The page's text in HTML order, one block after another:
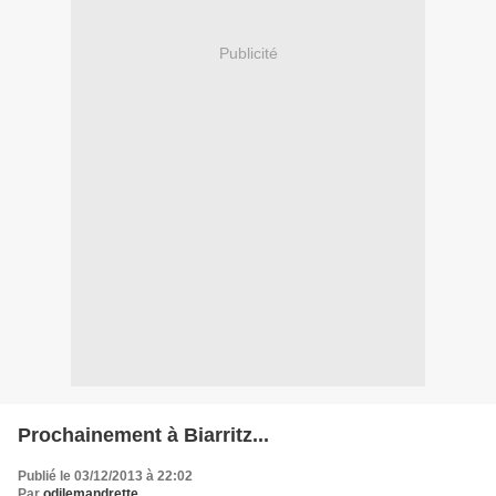
Publicité
Prochainement à Biarritz...
Publié le 03/12/2013 à 22:02